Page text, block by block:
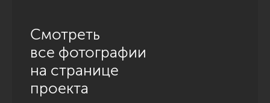
Смотреть
все фотографии
на странице
проекта